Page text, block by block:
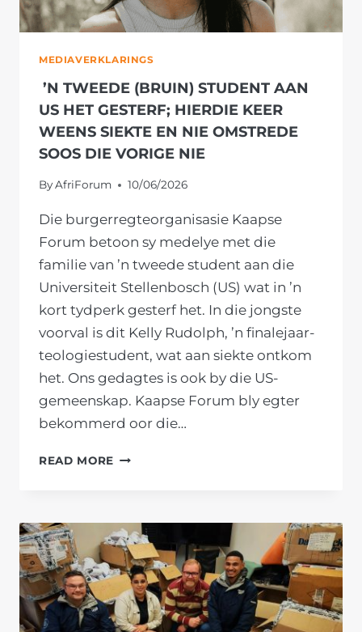
MEDIAVERKLARINGS
’N TWEEDE (BRUIN) STUDENT AAN
US HET GESTERF; HIERDIE KEER
WEENS SIEKTE EN NIE OMSTREDE
SOOS DIE VORIGE NIE
ByAfriForum 10/06/2026
Die burgerregteorganisasie Kaapse
Forum betoon sy medelye met die
familie van ’n tweede student aan die
Universiteit Stellenbosch (US) wat in ’n
kort tydperk gesterf het. In die jongste
voorval is dit Kelly Rudolph, ’n finalejaar-
teologiestudent, wat aan siekte ontkom
het. Ons gedagtes is ook by die US-
gemeenskap. Kaapse Forum bly egter
bekommerd oor die…
READ MORE ’N
AAN
US
HET
GESTERF;
HIERDIE
KEER